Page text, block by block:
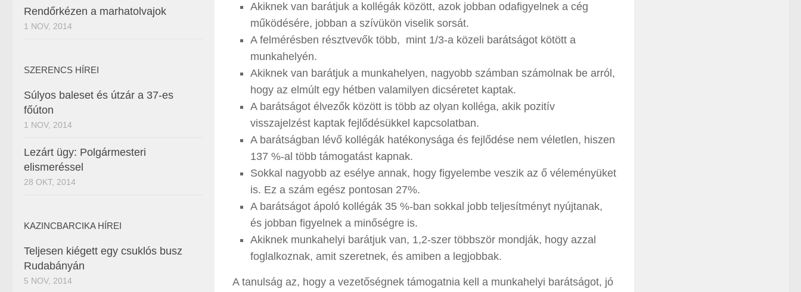
Akiknek van barátjuk a kollégák között, azok jobban odafigyelnek a cég
működésére, jobban a szívükön viselik sorsát.
A felmérésben résztvevők több, mint 1/3-a közeli barátságot kötött a
munkahelyén.
Akiknek van barátjuk a munkahelyen, nagyobb számban számolnak be arról,
hogy az elmúlt egy hétben valamilyen dicséretet kaptak.
A barátságot élvezők között is több az olyan kolléga, akik pozitív
visszajelzést kaptak fejlődésükkel kapcsolatban.
A barátságban lévő kollégák hatékonysága és fejlődése nem véletlen, hiszen
137 %-al több támogatást kapnak.
Sokkal nagyobb az esélye annak, hogy figyelembe veszik az ő véleményüket
is. Ez a szám egész pontosan 27%.
A barátságot ápoló kollégák 35 %-ban sokkal jobb teljesítményt nyújtanak,
és jobban figyelnek a minőségre is.
Akiknek munkahelyi barátjuk van, 1,2-szer többször mondják, hogy azzal
foglalkoznak, amit szeretnek, és amiben a legjobbak.
A tanulság az, hogy a vezetőségnek támogatnia kell a munkahelyi barátságot, jó
Rendőrkézen a marhatolvajok
1 NOV, 2014
SZERENCS HÍREI
Súlyos baleset és útzár a 37-es
főúton
1 NOV, 2014
Lezárt ügy: Polgármesteri
elismeréssel
28 OKT, 2014
KAZINCBARCIKA HÍREI
Teljesen kiégett egy csuklós busz
Rudabányán
5 NOV, 2014